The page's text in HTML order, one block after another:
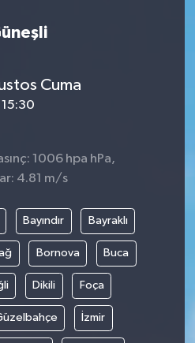
Cuma
15:30
1006 hpa hPa,
4.81 m/s
Bayındır Bayraklı
Bornova Buca
Dikili Foça
İzmir